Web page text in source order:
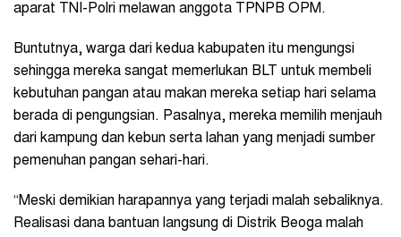
aparat TNI-Polri melawan anggota TPNPB OPM.
Buntutnya, warga dari kedua kabupaten itu mengungsi
sehingga mereka sangat memerlukan BLT untuk membeli
kebutuhan pangan atau makan mereka setiap hari selama
berada di pengungsian. Pasalnya, mereka memilih menjauh
dari kampung dan kebun serta lahan yang menjadi sumber
pemenuhan pangan sehari-hari.
“Meski demikian harapannya yang terjadi malah sebaliknya.
Realisasi dana bantuan langsung di Distrik Beoga malah